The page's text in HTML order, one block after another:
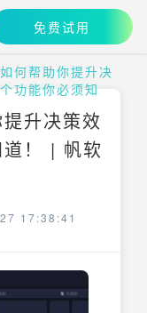
免费试用
何帮助你提升决
功能你必须知
升决策效
！ | 帆软
17:38:41